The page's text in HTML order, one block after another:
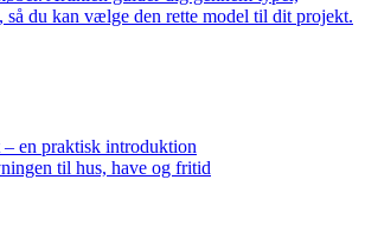
så du kan vælge den rette model til dit projekt.
en praktisk introduktion
til hus, have og fritid